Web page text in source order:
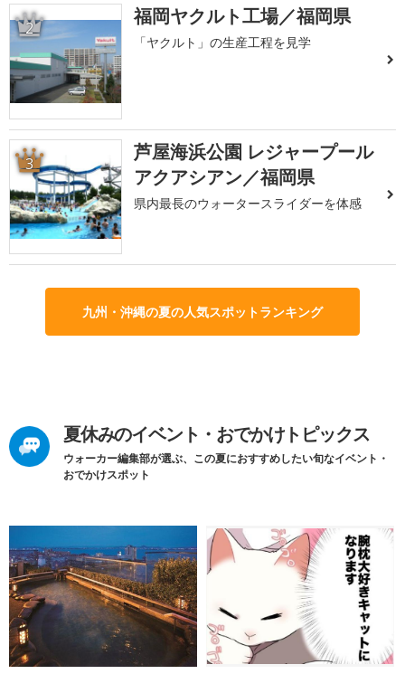
2 福岡ヤクルト工場／福岡県
「ヤクルト」の生産工程を見学
3
芦屋海浜公園 レジャープール
アクアシアン／福岡県
県内最長のウォータースライダーを体感
九州・沖縄の夏の人気スポットランキング
夏休みのイベント・おでかけトピックス
ウォーカー編集部が選ぶ、この夏におすすめしたい旬なイベント・
おでかけスポット